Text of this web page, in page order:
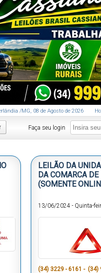
/MG, 08 de Agosto de 2026
Faça seu login
LEILÃO DA
DA COMARCA
(SOMENTE
13/06/2024 - Quinta-
(34) 3229 - 6161 - (34)